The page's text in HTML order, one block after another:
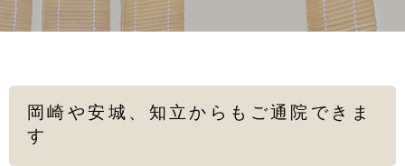
岡崎や安城、知立からもご通院できま
す